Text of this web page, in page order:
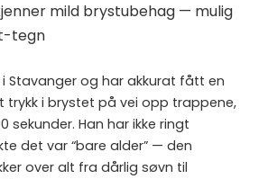
i Stavanger og har akkurat fått en
trykk i brystet på vei opp trappene,
sekunder. Han har ikke ringt
det var “bare alder” — den
over alt fra dårlig søvn til